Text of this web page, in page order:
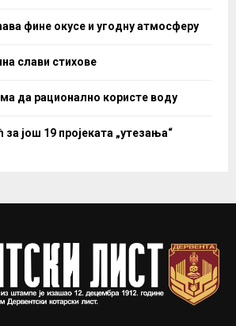
фине окусе и угодну атмосферу
слави стихове
да рационално користе воду
још 19 пројеката „утезања“